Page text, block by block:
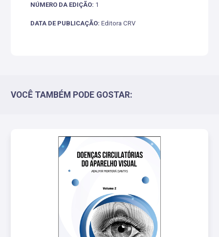
NÚMERO DA EDIÇÃO: 1
DATA DE PUBLICAÇÃO: Editora CRV
VOCÊ TAMBÉM PODE GOSTAR: